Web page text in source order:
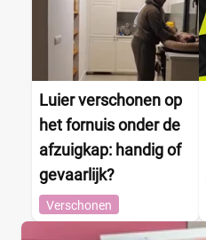
Luier verschonen op
het fornuis onder de
afzuigkap: handig of
gevaarlijk?
Verschonen